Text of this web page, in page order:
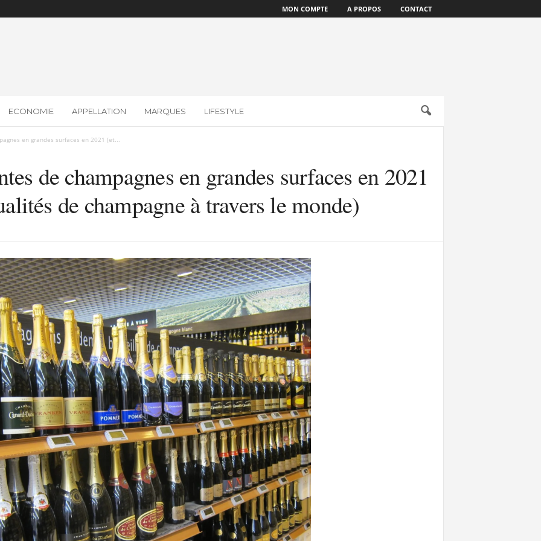
MON COMPTE A PROPOS CONTACT
ECONOMIE APPELLATION MARQUES LIFESTYLE
en grandes surfaces en 2021 (et...
de champagnes en grandes surfaces en 2021
de champagne à travers le monde)